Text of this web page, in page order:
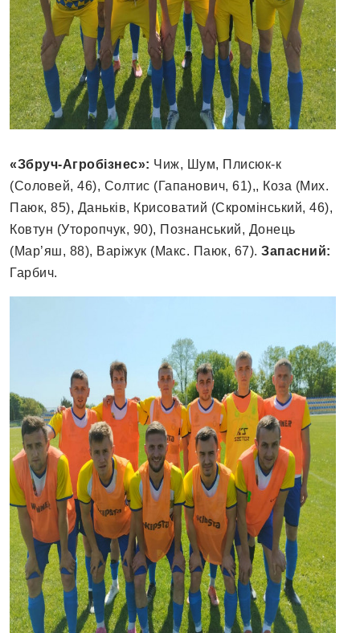
«Збруч-Агробізнес»: Чиж, Шум, Плисюк-к
(Соловей, 46), Солтис (Гапанович, 61),, Коза (Мих.
Паюк, 85), Даньків, Крисоватий (Скромінський, 46),
Ковтун (Уторопчук, 90), Познанський, Донець
(Мар’яш, 88), Варіжук (Макс. Паюк, 67). Запасний:
Гарбич.